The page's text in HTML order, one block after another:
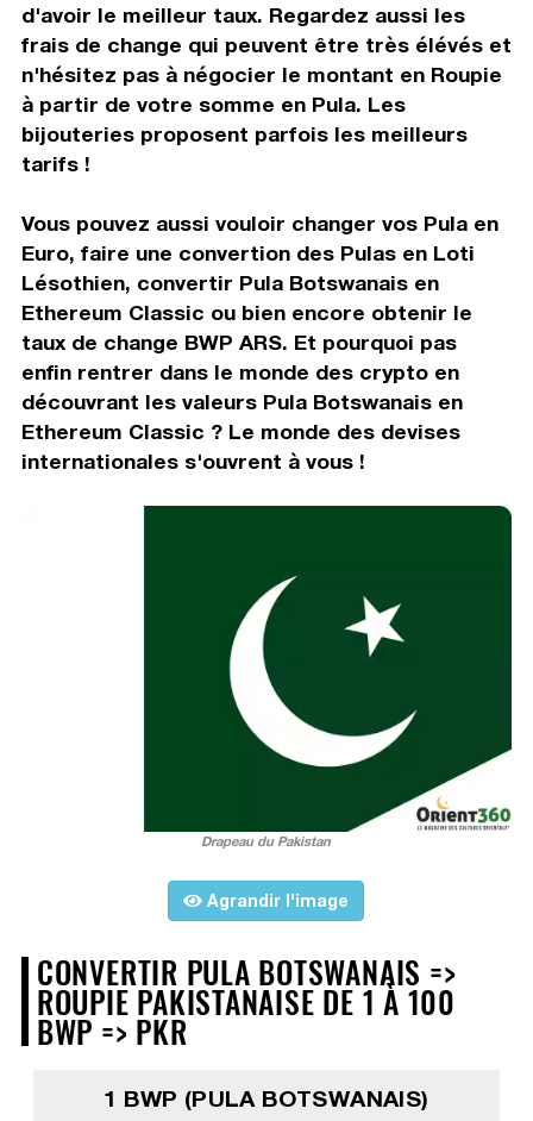
d'avoir le meilleur taux. Regardez aussi les
frais de change qui peuvent être très élévés et
n'hésitez pas à négocier le montant en Roupie
à partir de votre somme en Pula. Les
bijouteries proposent parfois les meilleurs
tarifs !
Vous pouvez aussi vouloir changer vos Pula en
Euro, faire une convertion des Pulas en Loti
Lésothien, convertir Pula Botswanais en
Ethereum Classic ou bien encore obtenir le
taux de change BWP ARS. Et pourquoi pas
enfin rentrer dans le monde des crypto en
découvrant les valeurs Pula Botswanais en
Ethereum Classic ? Le monde des devises
internationales s'ouvrent à vous !
Drapeau du Pakistan
Agrandir l'image
CONVERTIR PULA BOTSWANAIS =>
ROUPIE PAKISTANAISE DE 1 À 100
BWP => PKR
1 BWP (PULA BOTSWANAIS)